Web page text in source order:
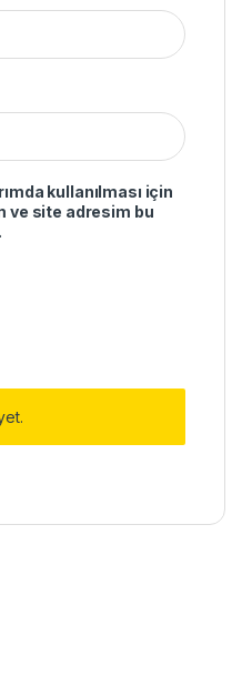
kullanılması için
ve site adresim bu